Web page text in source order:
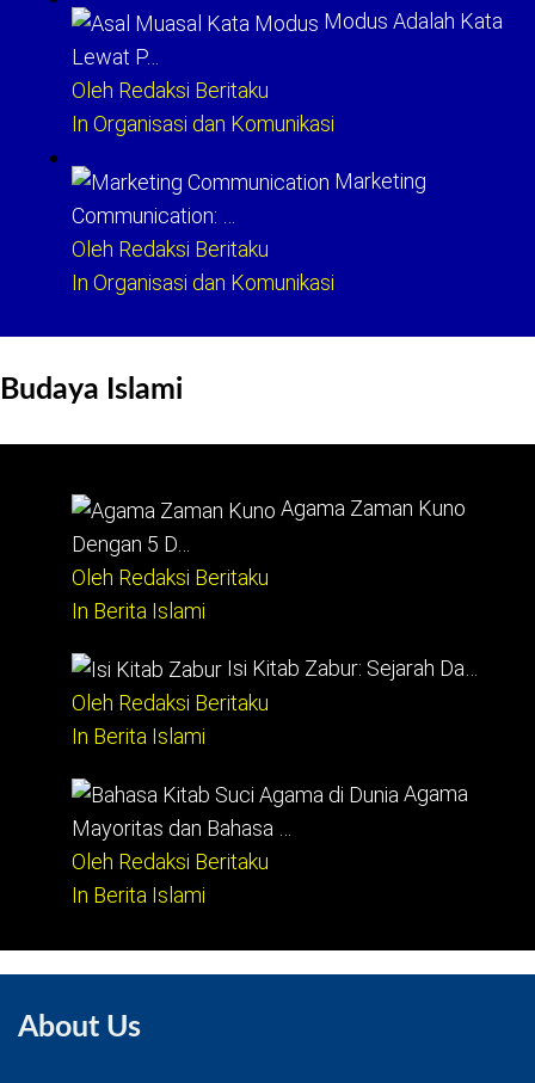
Modus Adalah Kata
Lewat P…
Oleh Redaksi Beritaku
In Organisasi dan Komunikasi
Marketing
Communication: …
Oleh Redaksi Beritaku
In Organisasi dan Komunikasi
Budaya Islami
Agama Zaman Kuno
Dengan 5 D…
Oleh Redaksi Beritaku
In Berita Islami
Isi Kitab Zabur: Sejarah Da…
Oleh Redaksi Beritaku
In Berita Islami
Agama
Mayoritas dan Bahasa …
Oleh Redaksi Beritaku
In Berita Islami
About Us